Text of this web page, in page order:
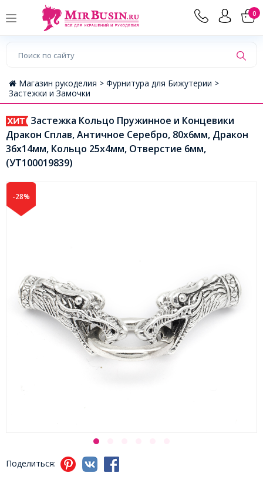
0
Магазин рукоделия > Фурнитура для Бижутерии >
Застежки и Замочки
Застежка Кольцо Пружинное и Концевики
Дракон Сплав, Античное Серебро, 80х6мм, Дракон
36х14мм, Кольцо 25х4мм, Отверстие 6мм,
(УТ100019839)
-28%
Поделиться: